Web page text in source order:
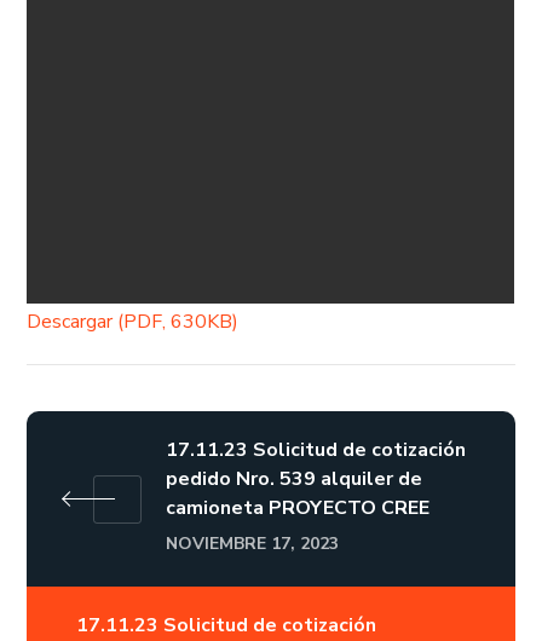
Descargar (PDF, 630KB)
17.11.23 Solicitud de cotización
pedido Nro. 539 alquiler de
camioneta PROYECTO CREE
NOVIEMBRE 17, 2023
17.11.23 Solicitud de cotización